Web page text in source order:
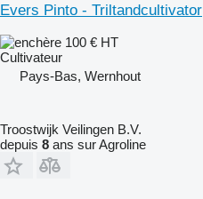
Evers Pinto - Triltandcultivator
100 € HT
Cultivateur
Pays-Bas, Wernhout
Troostwijk Veilingen B.V.
depuis 8 ans sur Agroline